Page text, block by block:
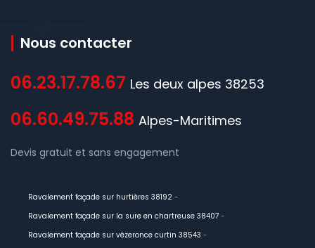
Nous contacter
06.23.17.78.67 Les deux alpes 38253
06.60.49.75.88 Alpes-Maritimes
Devis gratuit et sans engagement
Ravalement façade sur hurtières 38192 -
Ravalement façade sur la sure en chartreuse 38407 -
Ravalement façade sur vézeronce curtin 38543 -